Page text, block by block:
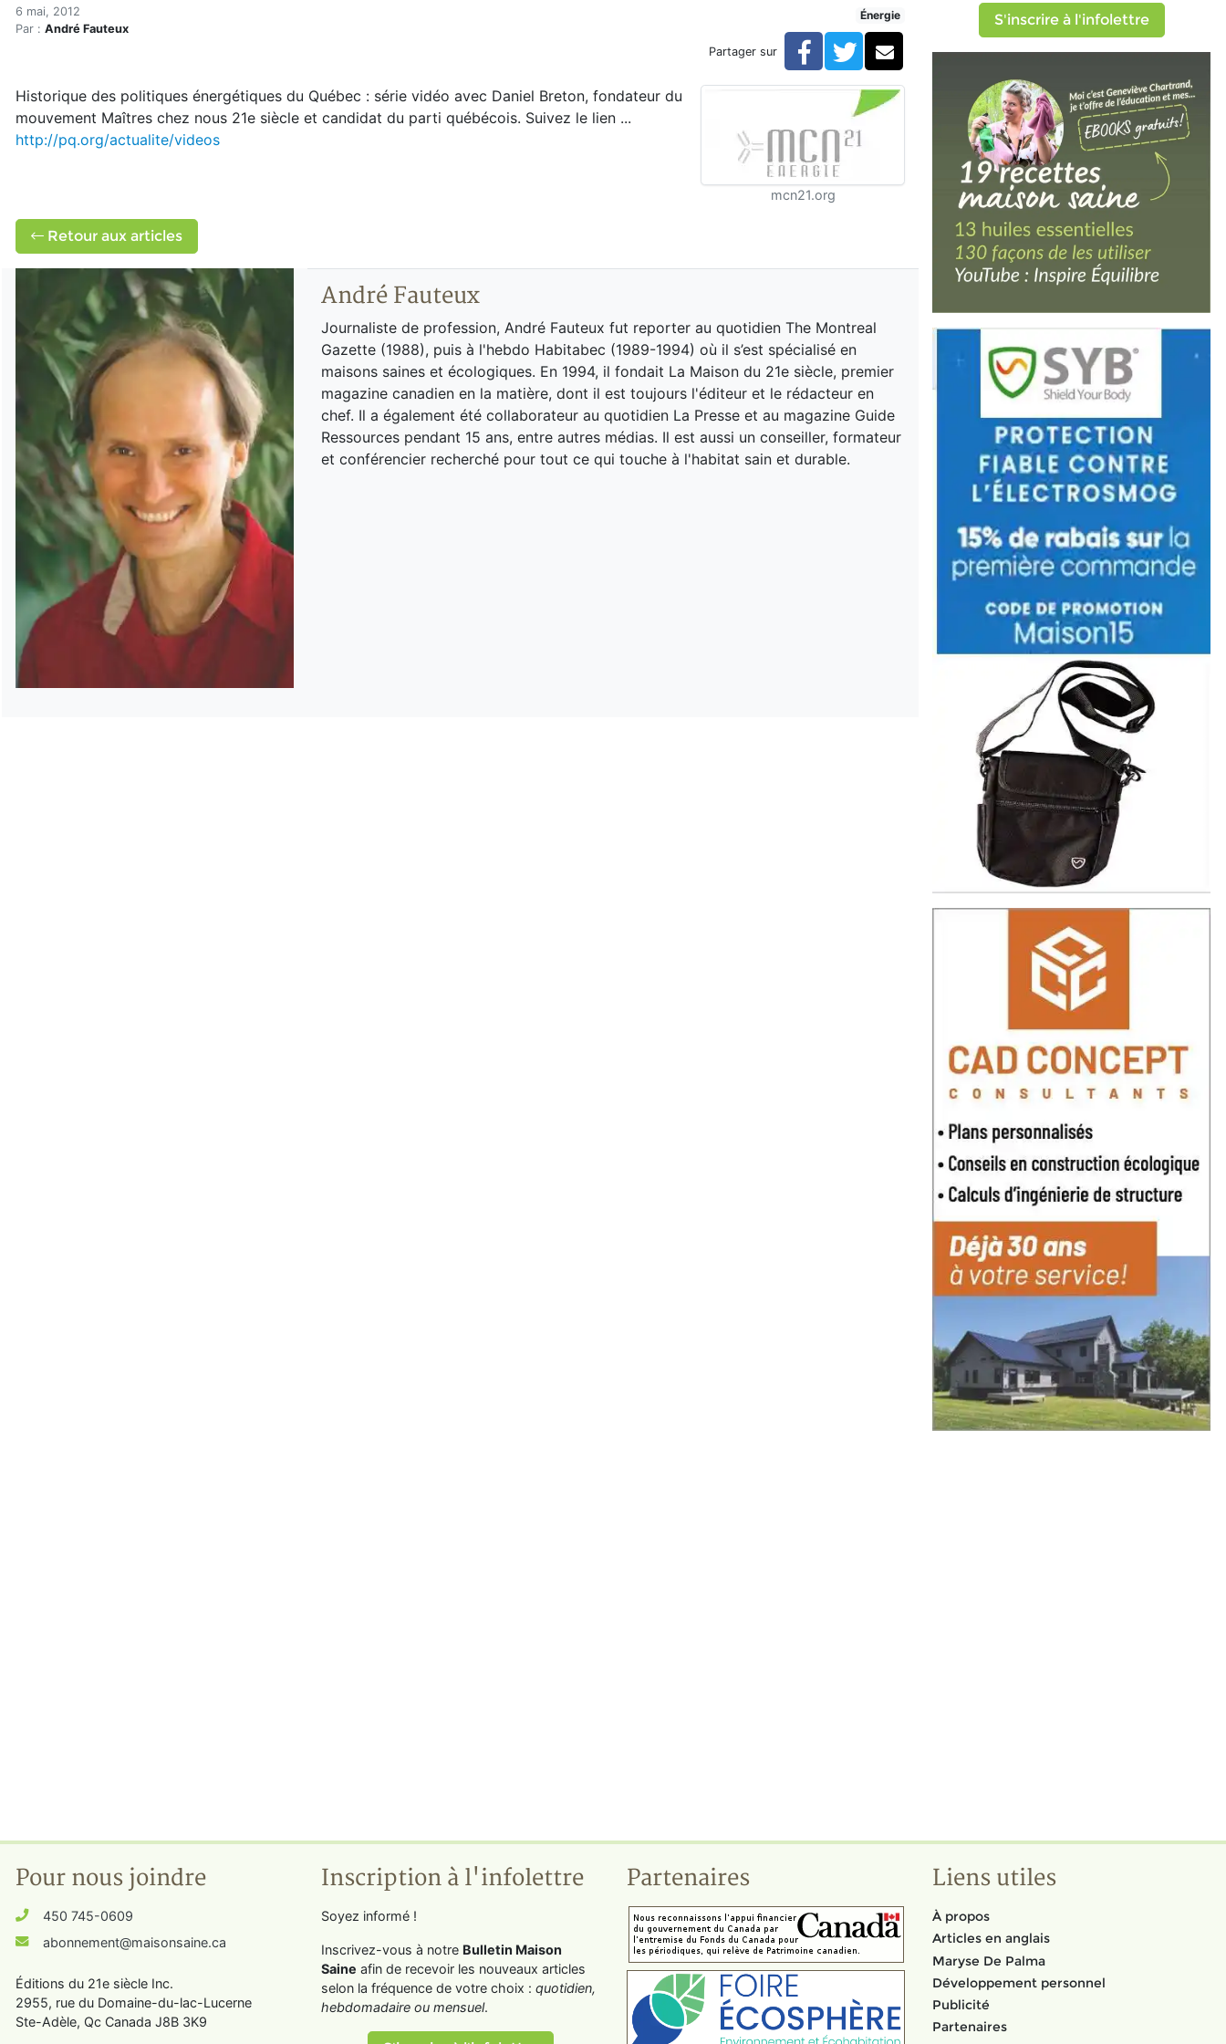
Accueil
Articles
Historique des politiques énergétiques du Québec
Historique des politiques énergétiques du Québec
6 mai, 2012
Par : André Fauteux
Énergie
Partager sur Facebook
TwitterCourriel
mcn21.org
Historique des politiques énergétiques du Québec : série vidéo avec Daniel Breton, fondateur du
mouvement Maîtres chez nous 21e siècle et candidat du parti québécois. Suivez le lien ...
http://pq.org/actualite/videos
Retour aux articles
André Fauteux
Journaliste de profession, André Fauteux fut reporter au quotidien The Montreal
Gazette (1988), puis à l'hebdo Habitabec (1989-1994) où il s’est spécialisé en
maisons saines et écologiques. En 1994, il fondait La Maison du 21e siècle, premier
magazine canadien en la matière, dont il est toujours l'éditeur et le rédacteur en
chef. Il a également été collaborateur au quotidien La Presse et au magazine Guide
Ressources pendant 15 ans, entre autres médias. Il est aussi un conseiller, formateur
et conférencier recherché pour tout ce qui touche à l'habitat sain et durable.
S'inscrire à l'infolettre
Pour nous joindre
450 745-0609
abonnement@maisonsaine.ca
Éditions du 21e siècle Inc.
2955, rue du Domaine-du-lac-Lucerne
Ste-Adèle, Qc Canada J8B 3K9
Inscription à l'infolettre
Soyez informé !
Inscrivez-vous à notre Bulletin Maison
Saine afin de recevoir les nouveaux articles
selon la fréquence de votre choix : quotidien,
hebdomadaire ou mensuel.
Partenaires Liens utiles
À propos
Articles en anglais
Maryse De Palma
Développement personnel
Publicité
Partenaires